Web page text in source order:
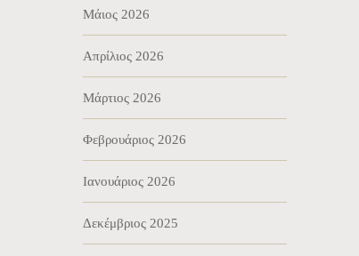
Μάιος 2026
Απρίλιος 2026
Μάρτιος 2026
Φεβρουάριος 2026
Ιανουάριος 2026
Δεκέμβριος 2025